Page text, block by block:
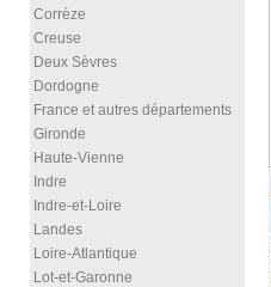
Corrèze
Creuse
Deux Sèvres
Dordogne
France et autres départements
Gironde
Haute-Vienne
Indre
Indre-et-Loire
Landes
Loire-Atlantique
Lot-et-Garonne